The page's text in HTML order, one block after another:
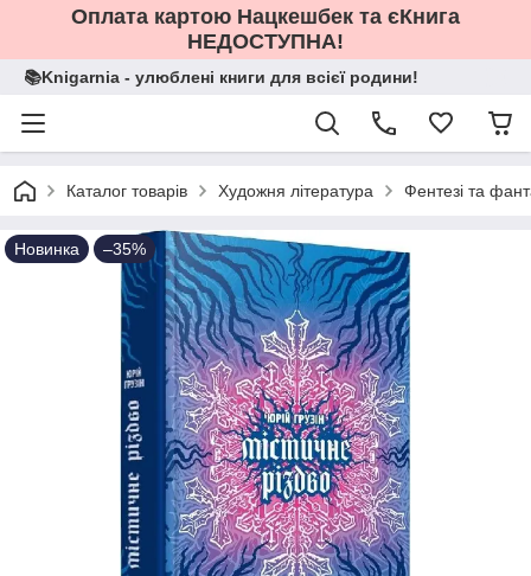
Оплата картою Нацкешбек та єКнига
НЕДОСТУПНА!
📚Knigarnia - улюблені книги для всієї родини!
Каталог товарів Художня література Фентезі та
Новинка –35%